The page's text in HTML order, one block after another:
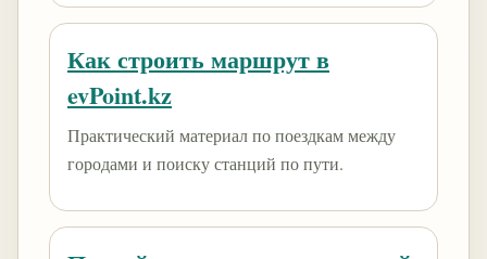
Как строить маршрут в
evPoint.kz
Практический материал по поездкам между
городами и поиску станций по пути.